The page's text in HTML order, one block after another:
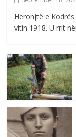
Heronjtë e
vitin 1918. U rrit